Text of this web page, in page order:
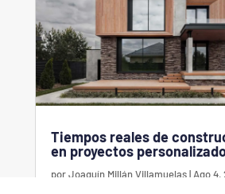
Tiempos reales de
en proyectos
porJoaquín Millán Villamuelas| Ago 4,